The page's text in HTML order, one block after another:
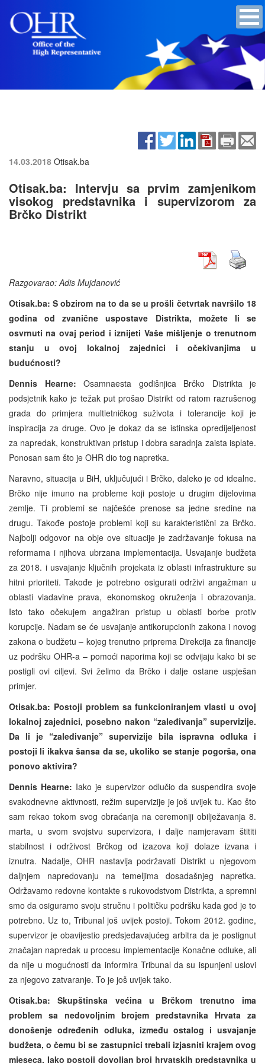
14.03.2018 Otisak.ba
Otisak.ba: Intervju sa prvim zamjenikom
visokog predstavnika i supervizorom za
Brčko Distrikt
Razgovarao: Adis Mujdanović
Otisak.ba: S obzirom na to da se u prošli četvrtak navršilo 18
godina od zvanične uspostave Distrikta, možete li se
osvrnuti na ovaj period i iznijeti Vaše mišljenje o trenutnom
stanju u ovoj lokalnoj zajednici i očekivanjima u
budućnosti?
Dennis Hearne: Osamnaesta godišnjica Brčko Distrikta je
podsjetnik kako je težak put prošao Distrikt od ratom razrušenog
grada do primjera multietničkog suživota i tolerancije koji je
inspiracija za druge. Ovo je dokaz da se istinska opredijeljenost
za napredak, konstruktivan pristup i dobra saradnja zaista isplate.
Ponosan sam što je OHR dio tog napretka.
Naravno, situacija u BiH, uključujući i Brčko, daleko je od idealne.
Brčko nije imuno na probleme koji postoje u drugim dijelovima
zemlje. Ti problemi se najčešće prenose sa jedne sredine na
drugu. Takođe postoje problemi koji su karakteristični za Brčko.
Najbolji odgovor na obje ove situacije je zadržavanje fokusa na
reformama i njihova ubrzana implementacija. Usvajanje budžeta
za 2018. i usvajanje ključnih projekata iz oblasti infrastrukture su
hitni prioriteti. Takođe je potrebno osigurati održivi angažman u
oblasti vladavine prava, ekonomskog okruženja i obrazovanja.
Isto tako očekujem angažiran pristup u oblasti borbe protiv
korupcije. Nadam se će usvajanje antikorupcionih zakona i novog
zakona o budžetu – kojeg trenutno priprema Direkcija za financije
uz podršku OHR-a – pomoći naporima koji se odvijaju kako bi se
postigli ovi ciljevi. Svi želimo da Brčko i dalje ostane uspješan
primjer.
Otisak.ba: Postoji problem sa funkcioniranjem vlasti u ovoj
lokalnoj zajednici, posebno nakon “zaleđivanja” supervizije.
Da li je “zaleđivanje” supervizije bila ispravna odluka i
postoji li ikakva šansa da se, ukoliko se stanje pogorša, ona
ponovo aktivira?
Dennis Hearne: Iako je supervizor odlučio da suspendira svoje
svakodnevne aktivnosti, režim supervizije je još uvijek tu. Kao što
sam rekao tokom svog obraćanja na ceremoniji obilježavanja 8.
marta, u svom svojstvu supervizora, i dalje namjeravam štititi
stabilnost i održivost Brčkog od izazova koji dolaze izvana i
iznutra. Nadalje, OHR nastavlja podržavati Distrikt u njegovom
daljnjem napredovanju na temeljima dosadašnjeg napretka.
Održavamo redovne kontakte s rukovodstvom Distrikta, a spremni
smo da osiguramo svoju stručnu i političku podršku kada god je to
potrebno. Uz to, Tribunal još uvijek postoji. Tokom 2012. godine,
supervizor je obavijestio predsjedavajućeg arbitra da je postignut
značajan napredak u procesu implementacije Konačne odluke, ali
da nije u mogućnosti da informira Tribunal da su ispunjeni uslovi
za njegovo zatvaranje. To je još uvijek tako.
Otisak.ba: Skupštinska većina u Brčkom trenutno ima
problem sa nedovoljnim brojem predstavnika Hrvata za
donošenje određenih odluka, između ostalog i usvajanje
budžeta, o čemu bi se zastupnici trebali izjasniti krajem ovog
mjeseca. Iako postoji dovoljan broj hrvatskih predstavnika u